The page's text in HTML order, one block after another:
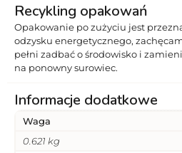
Recykling opakowań
Opakowanie po zużyciu jest
odzysku energetycznego,
pełni zadbać o środowisko i
na ponowny surowiec.
Informacje dodatkowe
Waga
0.621 kg